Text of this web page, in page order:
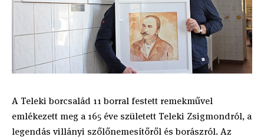
A Teleki borcsalád 11 borral festett remekművel
emlékezett meg a 165 éve született Teleki Zsigmondról, a
legendás villányi szőlőnemesítőről és borászról. Az